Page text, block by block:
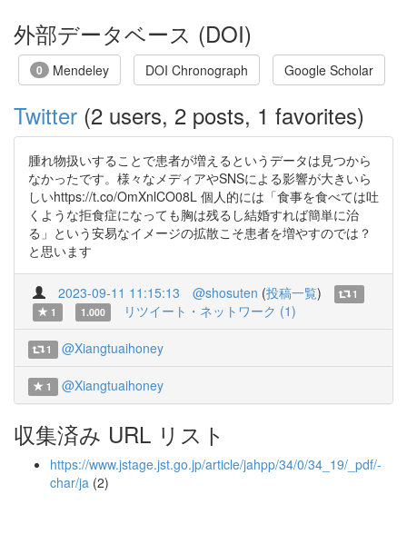
外部データベース (DOI)
0 Mendeley DOI Chronograph Google Scholar
Twitter (2 users, 2 posts, 1 favorites)
腫れ物扱いすることで患者が増えるというデータは見つから
なかったです。様々なメディアやSNSによる影響が大きいら
しいhttps://t.co/OmXnlCO08L 個人的には「食事を食べては吐
くような拒食症になっても胸は残るし結婚すれば簡単に治
る」という安易なイメージの拡散こそ患者を増やすのでは？
と思います
2023-09-11 11:15:13 @shosuten (投稿一覧)
1
1
1.000 リツイート・ネットワーク (1)
1 @Xiangtuaihoney
1 @Xiangtuaihoney
収集済み URL リスト
https://www.jstage.jst.go.jp/article/jahpp/34/0/34_19/_pdf/-
char/ja (2)